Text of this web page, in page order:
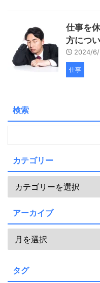
仕事を
方につ
2024/
仕事
検索
カテゴリー
アーカイブ
タグ